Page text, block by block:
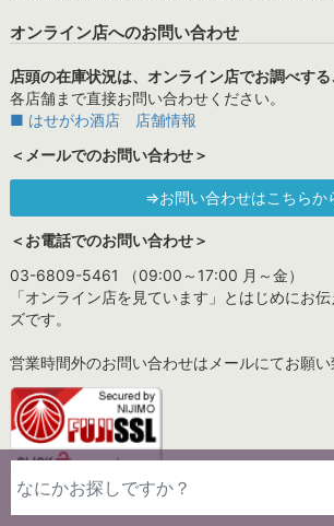
オンライン店へのお問い合わせ
店頭の在庫状況は、オンライン店でお調べする
各店舗まで直接お問い合わせください。
■ はせがわ酒店 店舗情報
＜メールでのお問い合わせ＞
⇒お問い合わせはこちらか
＜お電話でのお問い合わせ＞
03-6809-5461 （09:00～17:00 月～金）
「オンライン店を見ています」とはじめにお
ズです。
営業時間外のお問い合わせはメールにてお願い